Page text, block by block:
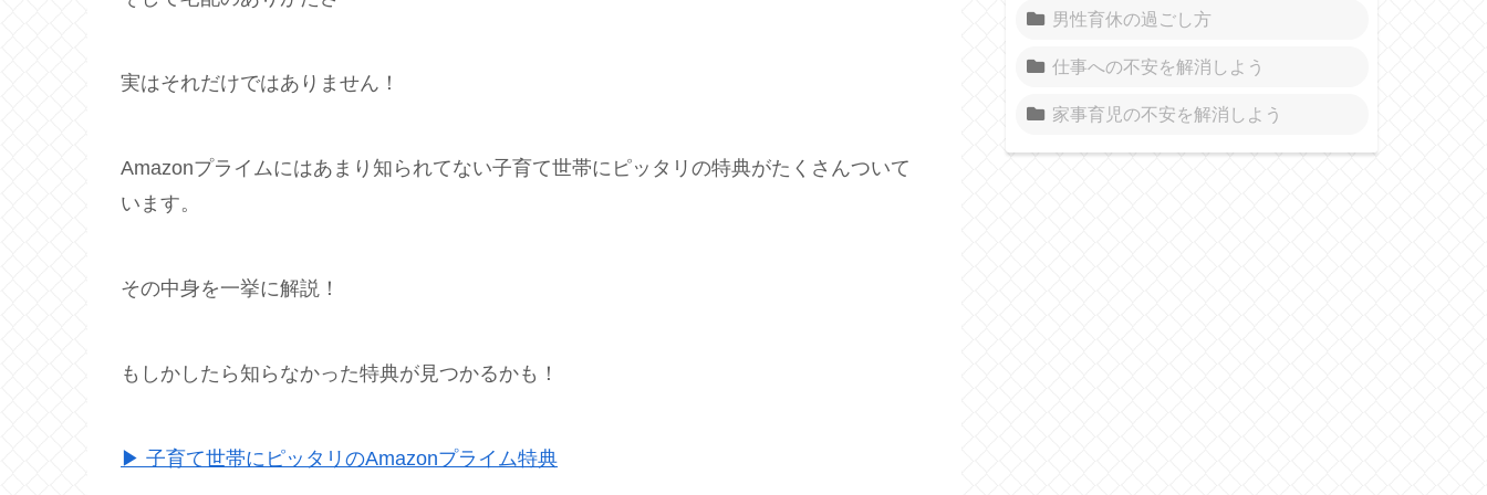
実はそれだけではありません！
Amazonプライムにはあまり知られてない子育て世帯にピッタリの特典がたくさんついて
います。
その中身を一挙に解説！
もしかしたら知らなかった特典が見つかるかも！
▶ 子育て世帯にピッタリのAmazonプライム特典
男性育休の過ごし方
仕事への不安を解消しよう
家事育児の不安を解消しよう